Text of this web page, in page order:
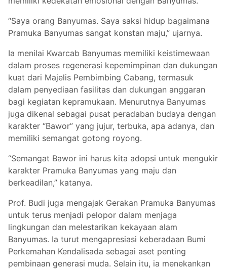
“Saya orang Banyumas. Saya saksi hidup bagaimana
Pramuka Banyumas sangat konstan maju,” ujarnya.
Ia menilai Kwarcab Banyumas memiliki keistimewaan
dalam proses regenerasi kepemimpinan dan dukungan
kuat dari Majelis Pembimbing Cabang, termasuk
dalam penyediaan fasilitas dan dukungan anggaran
bagi kegiatan kepramukaan. Menurutnya Banyumas
juga dikenal sebagai pusat peradaban budaya dengan
karakter “Bawor” yang jujur, terbuka, apa adanya, dan
memiliki semangat gotong royong.
“Semangat Bawor ini harus kita adopsi untuk mengukir
karakter Pramuka Banyumas yang maju dan
berkeadilan,” katanya.
Prof. Budi juga mengajak Gerakan Pramuka Banyumas
untuk terus menjadi pelopor dalam menjaga
lingkungan dan melestarikan kekayaan alam
Banyumas. Ia turut mengapresiasi keberadaan Bumi
Perkemahan Kendalisada sebagai aset penting
pembinaan generasi muda. Selain itu, ia menekankan